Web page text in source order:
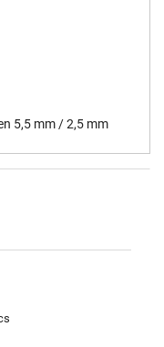
5,5 mm / 2,5 mm